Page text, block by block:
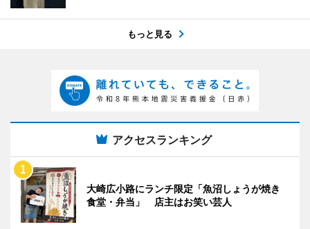
もっと見る
アクセスランキング
大崎広小路にランチ限定「魚沼しょうが焼き
食堂・弁当」 店主はお笑い芸人